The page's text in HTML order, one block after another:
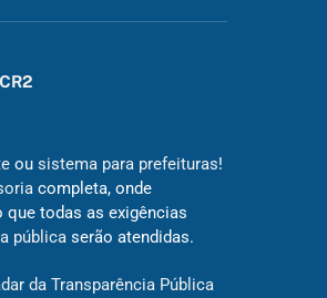
ou sistema para prefeituras!
completa, onde
todas as exigências
pública serão atendidas.
da Transparência Pública